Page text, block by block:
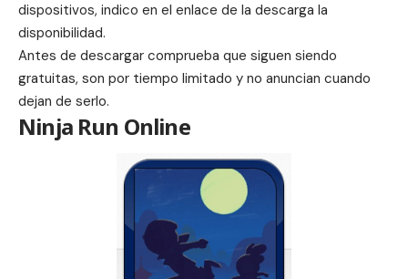
dispositivos, indico en el enlace de la descarga la
disponibilidad.
Antes de descargar comprueba que siguen siendo
gratuitas, son por tiempo limitado y no anuncian cuando
dejan de serlo.
Ninja Run Online